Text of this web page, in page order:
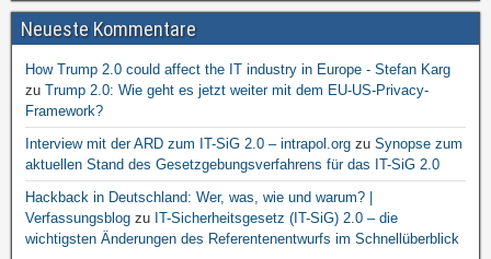
Neueste Kommentare
How Trump 2.0 could affect the IT industry in Europe - Stefan Karg
zu Trump 2.0: Wie geht es jetzt weiter mit dem EU-US-Privacy-
Framework?
Interview mit der ARD zum IT-SiG 2.0 – intrapol.org zu Synopse zum
aktuellen Stand des Gesetzgebungsverfahrens für das IT-SiG 2.0
Hackback in Deutschland: Wer, was, wie und warum? |
Verfassungsblog zu IT-Sicherheitsgesetz (IT-SiG) 2.0 – die
wichtigsten Änderungen des Referentenentwurfs im Schnellüberblick